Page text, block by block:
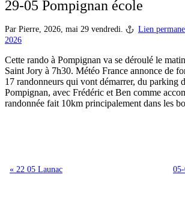
29-05 Pompignan école
Par Pierre, 2026, mai 29 vendredi. Lien
2026
Cette rando à Pompignan va se déroulé le
Saint Jory à 7h30. Météo France annonce de
17 randonneurs qui vont démarrer, du parking
Pompignan, avec Frédéric et Ben comme
randonnée fait 10km principalement dans les
« 22 05 Launac